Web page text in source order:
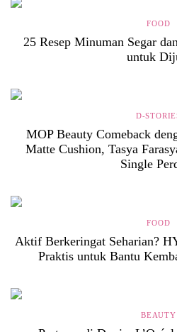
FOOD
25 Resep Minuman Segar
untuk
D-
MOP Beauty Comeback
Matte Cushion, Tasya
Single
FOOD
Aktif Berkeringat Seharian?
Praktis untuk Bantu
BEAUTY